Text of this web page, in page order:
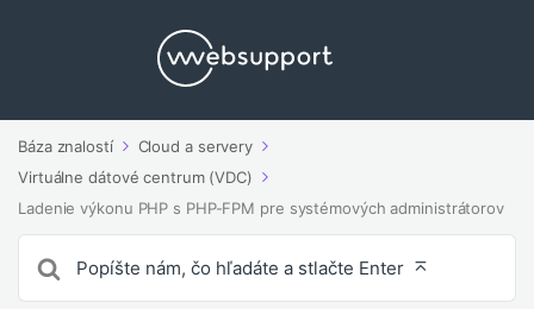
Báza znalostí
Cloud a servery
Virtuálne dátové centrum (VDC)
Ladenie výkonu PHP s PHP-FPM pre systémových administrátorov
pre